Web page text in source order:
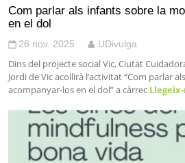
Com parlar als infants sobre la
en el dol
26 nov. 2025 UDivulga
Dins del projecte social Vic, Ciutat
Jordi de Vic acollirà l’activitat “Com parlar
acompanyar-los en el dol” a càrrec